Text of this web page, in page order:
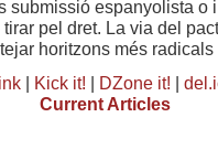
submissió espanyolista o
pel dret. La via del
horitzons més
| Kick it! | DZone it! |
Current Articles